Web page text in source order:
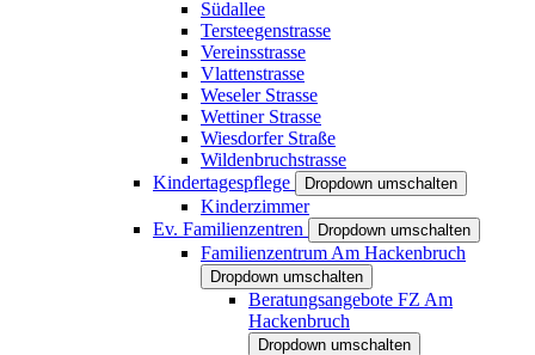
Südallee
Tersteegenstrasse
Vereinsstrasse
Vlattenstrasse
Weseler Strasse
Wettiner Strasse
Wiesdorfer Straße
Wildenbruchstrasse
Kindertagespflege
Dropdown umschalten
Kinderzimmer
Ev. Familienzentren
Dropdown umschalten
Familienzentrum Am Hackenbruch
Dropdown umschalten
Beratungsangebote FZ Am
Hackenbruch
Dropdown umschalten